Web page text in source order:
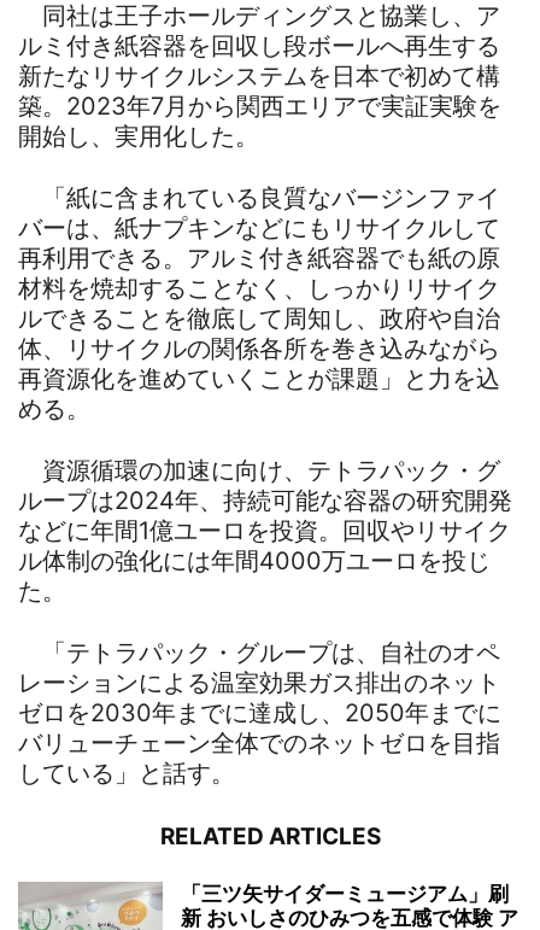
同社は王子ホールディングスと協業し、ア
ルミ付き紙容器を回収し段ボールへ再生する
新たなリサイクルシステムを日本で初めて構
築。2023年7月から関西エリアで実証実験を
開始し、実用化した。
「紙に含まれている良質なバージンファイ
バーは、紙ナプキンなどにもリサイクルして
再利用できる。アルミ付き紙容器でも紙の原
材料を焼却することなく、しっかりリサイク
ルできることを徹底して周知し、政府や自治
体、リサイクルの関係各所を巻き込みながら
再資源化を進めていくことが課題」と力を込
める。
資源循環の加速に向け、テトラパック・グ
ループは2024年、持続可能な容器の研究開発
などに年間1億ユーロを投資。回収やリサイク
ル体制の強化には年間4000万ユーロを投じ
た。
「テトラパック・グループは、自社のオペ
レーションによる温室効果ガス排出のネット
ゼロを2030年までに達成し、2050年までに
バリューチェーン全体でのネットゼロを目指
している」と話す。
RELATED ARTICLES
「三ツ矢サイダーミュージアム」刷
新 おいしさのひみつを五感で体験 ア